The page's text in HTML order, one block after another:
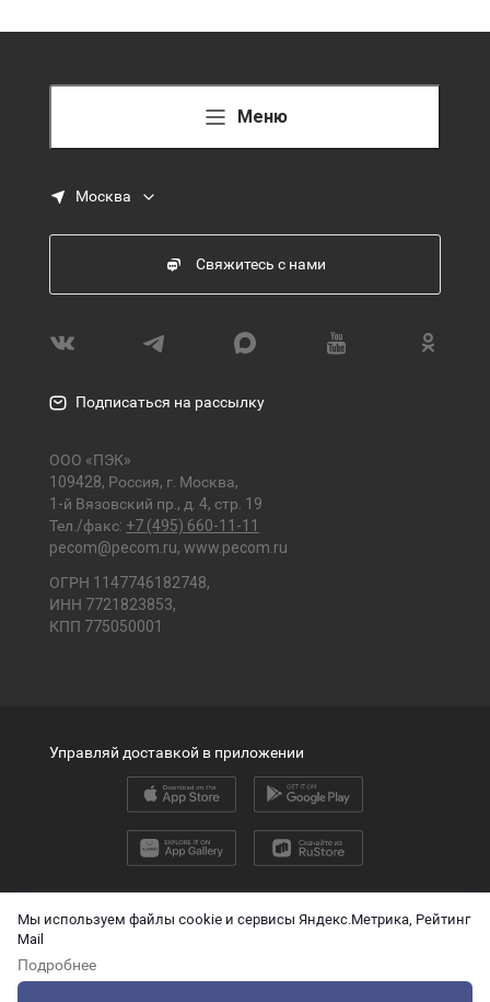
Мы используем файлы cookie и сервисы Яндекс.Метрика, Рейтинг
Mail
Подробнее
Меню
Москва
Свяжитесь с нами
Подписаться на рассылку
ООО «ПЭК»
109428, Россия, г. Москва,
1-й Вязовский пр., д. 4, стр. 19
Тел./факс: +7 (495) 660-11-11
pecom@pecom.ru, www.pecom.ru
ОГРН 1147746182748,
ИНН 7721823853,
КПП 775050001
2026 © ООО «ПЭК»
О защите персональных данных
Управляй доставкой в приложении